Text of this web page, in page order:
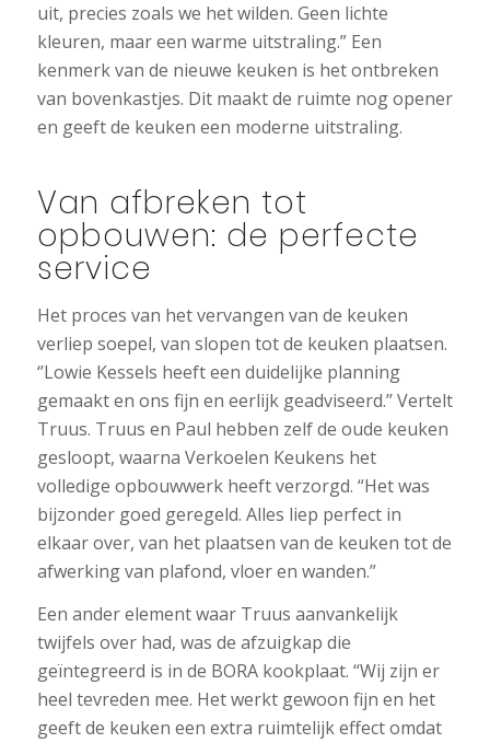
uit, precies zoals we het wilden. Geen lichte
kleuren, maar een warme uitstraling.” Een
kenmerk van de nieuwe keuken is het ontbreken
van bovenkastjes. Dit maakt de ruimte nog opener
en geeft de keuken een moderne uitstraling.
Van afbreken tot
opbouwen: de perfecte
service
Het proces van het vervangen van de keuken
verliep soepel, van slopen tot de keuken plaatsen.
‘’Lowie Kessels heeft een duidelijke planning
gemaakt en ons fijn en eerlijk geadviseerd.’’ Vertelt
Truus. Truus en Paul hebben zelf de oude keuken
gesloopt, waarna Verkoelen Keukens het
volledige opbouwwerk heeft verzorgd. “Het was
bijzonder goed geregeld. Alles liep perfect in
elkaar over, van het plaatsen van de keuken tot de
afwerking van plafond, vloer en wanden.”
Een ander element waar Truus aanvankelijk
twijfels over had, was de afzuigkap die
geïntegreerd is in de BORA kookplaat. “Wij zijn er
heel tevreden mee. Het werkt gewoon fijn en het
geeft de keuken een extra ruimtelijk effect omdat